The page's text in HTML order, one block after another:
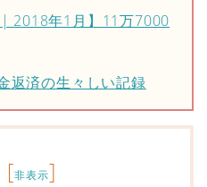
| 2018年1月】11万7000
返済の生々しい記録
[非表示]